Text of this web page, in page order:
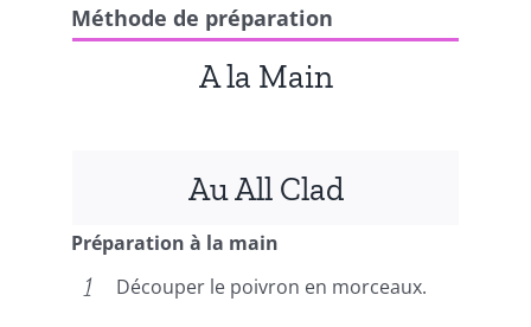
Méthode de préparation
A la Main
Au All Clad
Préparation à la main
Découper le poivron en morceaux.